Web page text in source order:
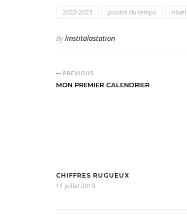
2022-2023 poutre du temps rituel
Bylinstitalastation
PREVIOUS
MON PREMIER CALENDRIER
CHIFFRES RUGUEUX
11 juillet 2019